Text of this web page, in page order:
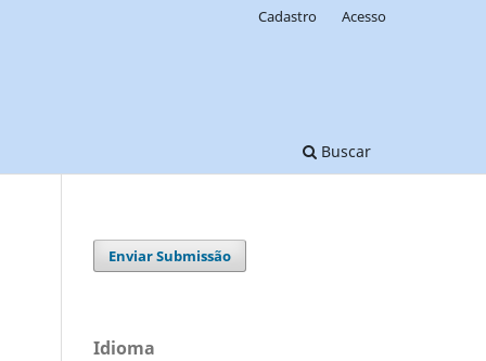
Buscar
Cadastro Acesso
Enviar Submissão
Idioma